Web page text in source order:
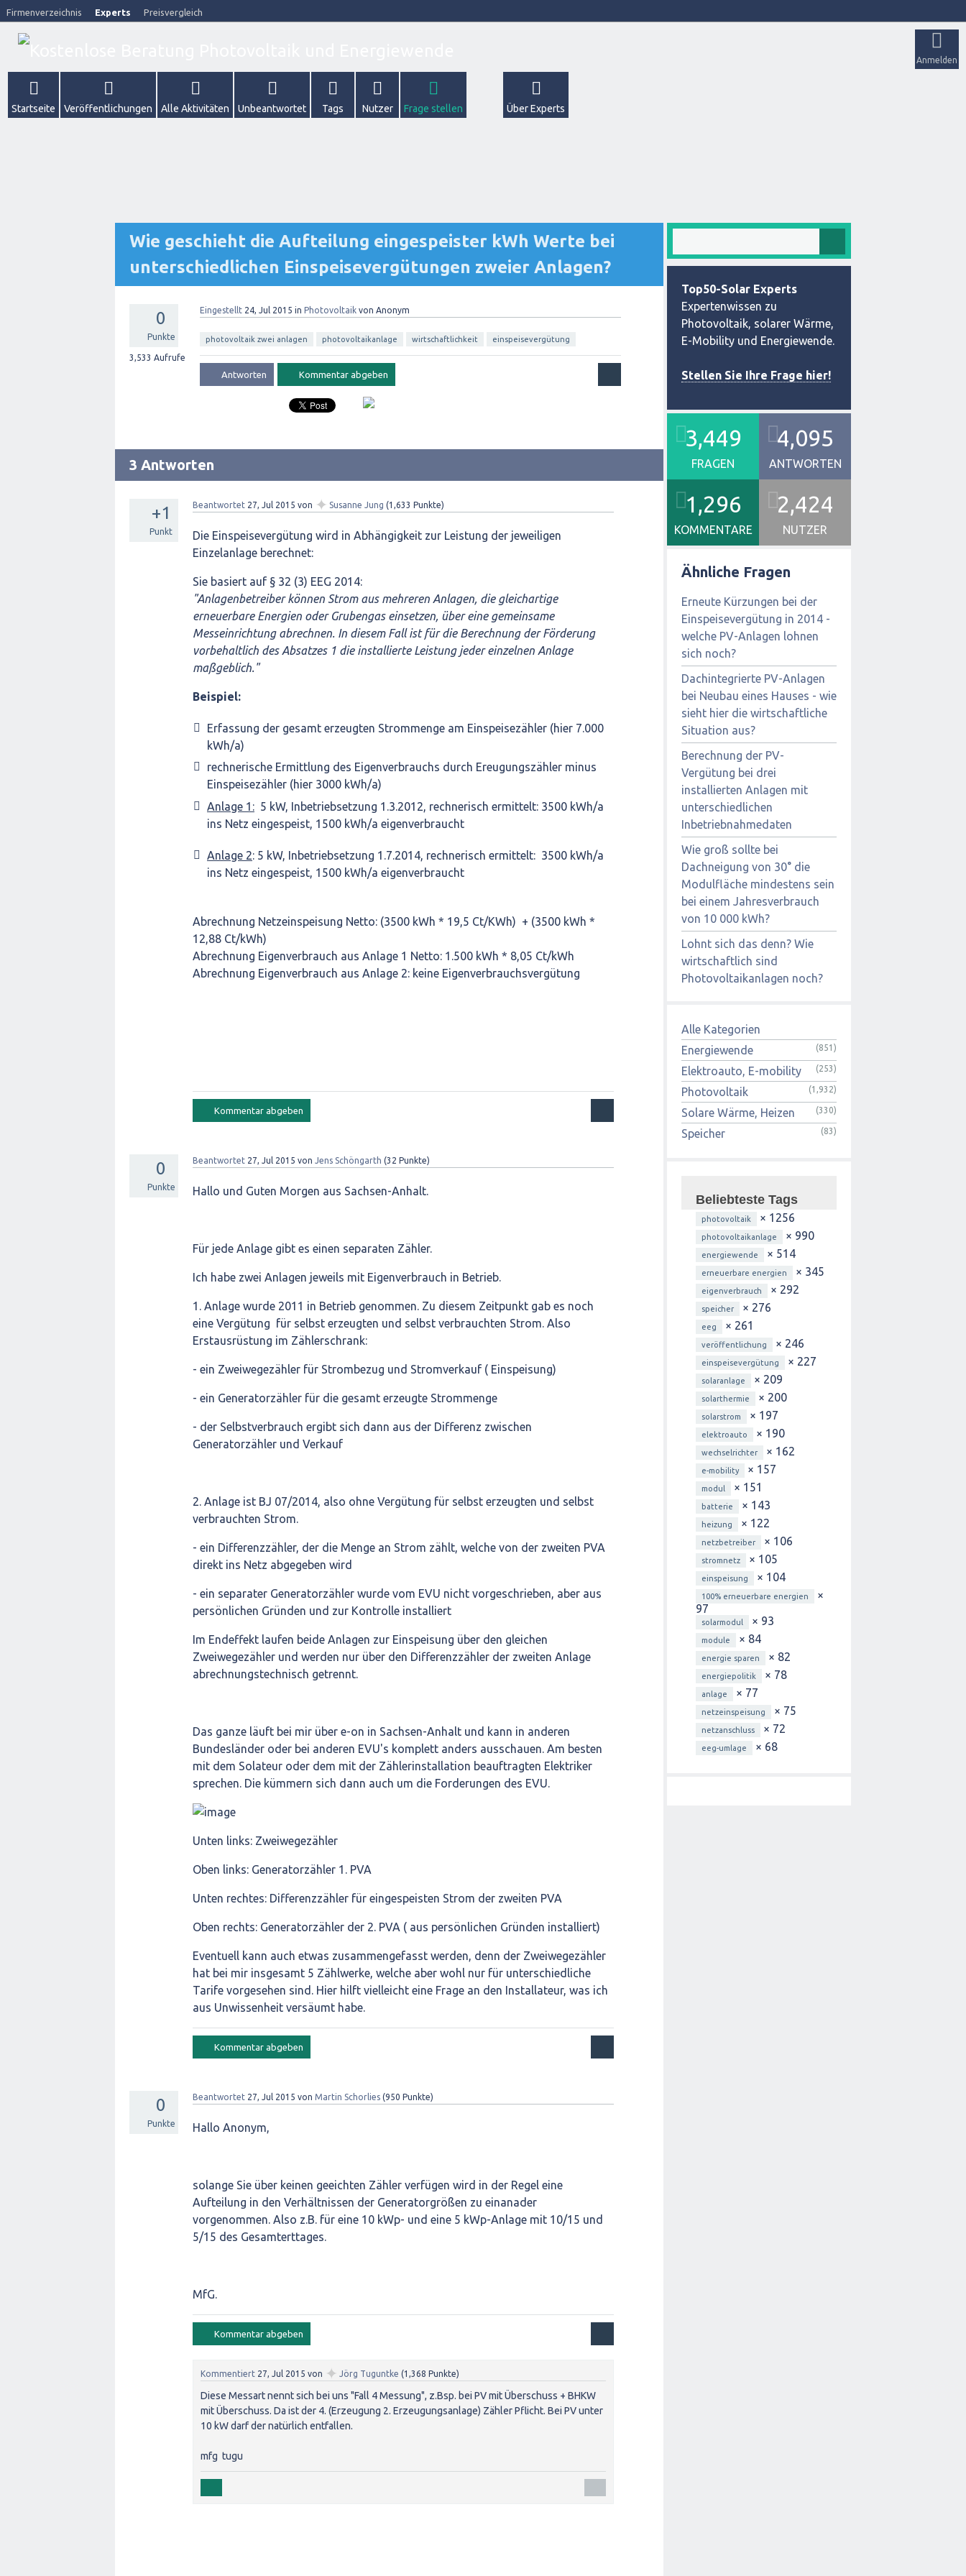
Firmenverzeichnis Experts Preisvergleich
Anmelden
Startseite Veröffentlichungen Alle Aktivitäten Unbeantwortet Tags Nutzer Frage stellen Über Experts
Wie geschieht die Aufteilung eingespeister kWh Werte bei
unterschiedlichen Einspeisevergütungen zweier Anlagen?
0
Punkte
3,533 Aufrufe
Eingestellt 24, Jul 2015 in Photovoltaik von Anonym
photovoltaik zwei anlagen photovoltaikanlage wirtschaftlichkeit einspeisevergütung
3 Antworten
+1
Punkt
Beantwortet 27, Jul 2015 von ✦ Susanne Jung (1,633 Punkte)
Die Einspeisevergütung wird in Abhängigkeit zur Leistung der jeweiligen
Einzelanlage berechnet:
Sie basiert auf § 32 (3) EEG 2014:
"Anlagenbetreiber können Strom aus mehreren Anlagen, die gleichartige
erneuerbare Energien oder Grubengas einsetzen, über eine gemeinsame
Messeinrichtung abrechnen. In diesem Fall ist für die Berechnung der Förderung
vorbehaltlich des Absatzes 1 die installierte Leistung jeder einzelnen Anlage
maßgeblich."
Beispiel:
Erfassung der gesamt erzeugten Strommenge am Einspeisezähler (hier 7.000
kWh/a)
rechnerische Ermittlung des Eigenverbrauchs durch Ereugungszähler minus
Einspeisezähler (hier 3000 kWh/a)
Anlage 1: 5 kW, Inbetriebsetzung 1.3.2012, rechnerisch ermittelt: 3500 kWh/a
ins Netz eingespeist, 1500 kWh/a eigenverbraucht
Anlage 2: 5 kW, Inbetriebsetzung 1.7.2014, rechnerisch ermittelt: 3500 kWh/a
ins Netz eingespeist, 1500 kWh/a eigenverbraucht
Abrechnung Netzeinspeisung Netto: (3500 kWh * 19,5 Ct/KWh) + (3500 kWh *
12,88 Ct/kWh)
Abrechnung Eigenverbrauch aus Anlage 1 Netto: 1.500 kWh * 8,05 Ct/kWh
Abrechnung Eigenverbrauch aus Anlage 2: keine Eigenverbrauchsvergütung
0
Punkte
Beantwortet 27, Jul 2015 von Jens Schöngarth (32 Punkte)
Hallo und Guten Morgen aus Sachsen-Anhalt.
Für jede Anlage gibt es einen separaten Zähler.
Ich habe zwei Anlagen jeweils mit Eigenverbrauch in Betrieb.
1. Anlage wurde 2011 in Betrieb genommen. Zu diesem Zeitpunkt gab es noch
eine Vergütung für selbst erzeugten und selbst verbrauchten Strom. Also
Erstausrüstung im Zählerschrank:
- ein Zweiwegezähler für Strombezug und Stromverkauf ( Einspeisung)
- ein Generatorzähler für die gesamt erzeugte Strommenge
- der Selbstverbrauch ergibt sich dann aus der Differenz zwischen
Generatorzähler und Verkauf
2. Anlage ist BJ 07/2014, also ohne Vergütung für selbst erzeugten und selbst
verbrauchten Strom.
- ein Differenzzähler, der die Menge an Strom zählt, welche von der zweiten PVA
direkt ins Netz abgegeben wird
- ein separater Generatorzähler wurde vom EVU nicht vorgeschrieben, aber aus
persönlichen Gründen und zur Kontrolle installiert
Im Endeffekt laufen beide Anlagen zur Einspeisung über den gleichen
Zweiwegezähler und werden nur über den Differenzzähler der zweiten Anlage
abrechnungstechnisch getrennt.
Das ganze läuft bei mir über e-on in Sachsen-Anhalt und kann in anderen
Bundesländer oder bei anderen EVU's komplett anders ausschauen. Am besten
mit dem Solateur oder dem mit der Zählerinstallation beauftragten Elektriker
sprechen. Die kümmern sich dann auch um die Forderungen des EVU.
Unten links: Zweiwegezähler
Oben links: Generatorzähler 1. PVA
Unten rechtes: Differenzzähler für eingespeisten Strom der zweiten PVA
Oben rechts: Generatorzähler der 2. PVA ( aus persönlichen Gründen installiert)
Eventuell kann auch etwas zusammengefasst werden, denn der Zweiwegezähler
hat bei mir insgesamt 5 Zählwerke, welche aber wohl nur für unterschiedliche
Tarife vorgesehen sind. Hier hilft vielleicht eine Frage an den Installateur, was ich
aus Unwissenheit versäumt habe.
0
Punkte
Beantwortet 27, Jul 2015 von Martin Schorlies (950 Punkte)
Hallo Anonym,
solange Sie über keinen geeichten Zähler verfügen wird in der Regel eine
Aufteilung in den Verhältnissen der Generatorgrößen zu einanader
vorgenommen. Also z.B. für eine 10 kWp- und eine 5 kWp-Anlage mit 10/15 und
5/15 des Gesamterttages.
MfG.
Kommentiert 27, Jul 2015 von ✦ Jörg Tuguntke (1,368 Punkte)
Diese Messart nennt sich bei uns "Fall 4 Messung", z.Bsp. bei PV mit Überschuss + BHKW
mit Überschuss. Da ist der 4. (Erzeugung 2. Erzeugungsanlage) Zähler Pflicht. Bei PV unter
10 kW darf der natürlich entfallen.
mfg tugu
Top50-Solar Experts
Expertenwissen zu
Photovoltaik, solarer Wärme,
E-Mobility und Energiewende.
Stellen Sie Ihre Frage hier!
3,449
FRAGEN
4,095
ANTWORTEN
1,296
KOMMENTARE
2,424
NUTZER
Ähnliche Fragen
Erneute Kürzungen bei der
Einspeisevergütung in 2014 -
welche PV-Anlagen lohnen
sich noch?
Dachintegrierte PV-Anlagen
bei Neubau eines Hauses - wie
sieht hier die wirtschaftliche
Situation aus?
Berechnung der PV-
Vergütung bei drei
installierten Anlagen mit
unterschiedlichen
Inbetriebnahmedaten
Wie groß sollte bei
Dachneigung von 30° die
Modulfläche mindestens sein
bei einem Jahresverbrauch
von 10 000 kWh?
Lohnt sich das denn? Wie
wirtschaftlich sind
Photovoltaikanlagen noch?
Alle Kategorien
Energiewende
(851)
Elektroauto, E-mobility (253)
Photovoltaik (1,932)
Solare Wärme, Heizen (330)
Speicher (83)
Beliebteste Tags
photovoltaik × 1256
photovoltaikanlage × 990
energiewende × 514
erneuerbare energien × 345
eigenverbrauch × 292
speicher × 276
eeg × 261
veröffentlichung × 246
einspeisevergütung × 227
solaranlage × 209
solarthermie × 200
solarstrom × 197
elektroauto × 190
wechselrichter × 162
e-mobility × 157
modul × 151
batterie × 143
heizung × 122
netzbetreiber × 106
stromnetz × 105
einspeisung × 104
100% erneuerbare energien
×
97
solarmodul × 93
module × 84
energie sparen × 82
energiepolitik × 78
anlage × 77
netzeinspeisung × 75
netzanschluss × 72
eeg-umlage × 68